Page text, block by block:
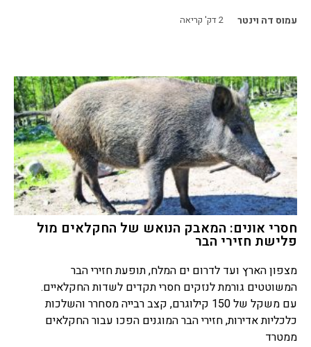
עמוס דה וינטר 2דק' קריאה
חסרי אונים: המאבק הנואש של החקלאים מול
פלישת חזירי הבר
מצפון הארץ ועד לדרום ים המלח, תופעת חזירי הבר
המשוטטים גורמת לנזקים חסרי תקדים לשדות החקלאיים.
עם משקל של 150 קילוגרם, קצב רבייה מסחרר והשלכות
כלכליות אדירות, חזירי הבר המוגנים הפכו עבור החקלאים
ממטרד